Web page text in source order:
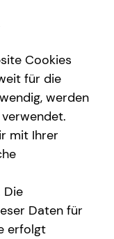
Cookies
für die
werden
mit Ihrer
Die
Daten für
erfolgt